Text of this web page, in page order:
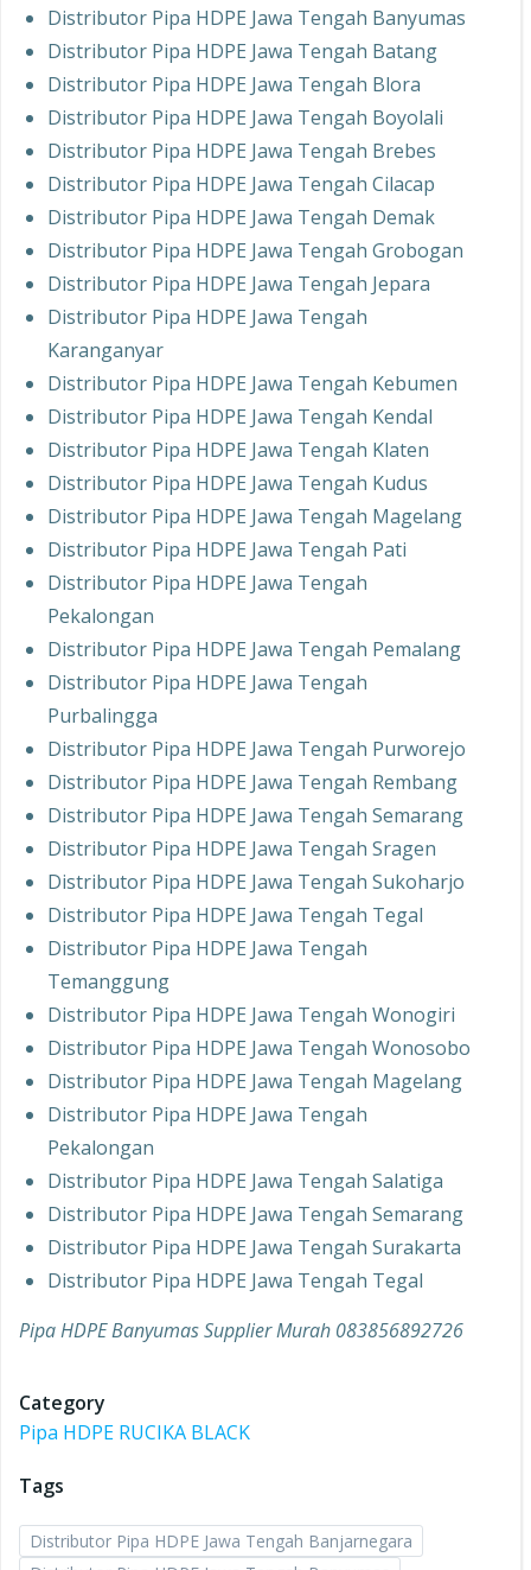
Distributor Pipa HDPE Jawa Tengah Banyumas
Distributor Pipa HDPE Jawa Tengah Batang
Distributor Pipa HDPE Jawa Tengah Blora
Distributor Pipa HDPE Jawa Tengah Boyolali
Distributor Pipa HDPE Jawa Tengah Brebes
Distributor Pipa HDPE Jawa Tengah Cilacap
Distributor Pipa HDPE Jawa Tengah Demak
Distributor Pipa HDPE Jawa Tengah Grobogan
Distributor Pipa HDPE Jawa Tengah Jepara
Distributor Pipa HDPE Jawa Tengah
Karanganyar
Distributor Pipa HDPE Jawa Tengah Kebumen
Distributor Pipa HDPE Jawa Tengah Kendal
Distributor Pipa HDPE Jawa Tengah Klaten
Distributor Pipa HDPE Jawa Tengah Kudus
Distributor Pipa HDPE Jawa Tengah Magelang
Distributor Pipa HDPE Jawa Tengah Pati
Distributor Pipa HDPE Jawa Tengah
Pekalongan
Distributor Pipa HDPE Jawa Tengah Pemalang
Distributor Pipa HDPE Jawa Tengah
Purbalingga
Distributor Pipa HDPE Jawa Tengah Purworejo
Distributor Pipa HDPE Jawa Tengah Rembang
Distributor Pipa HDPE Jawa Tengah Semarang
Distributor Pipa HDPE Jawa Tengah Sragen
Distributor Pipa HDPE Jawa Tengah Sukoharjo
Distributor Pipa HDPE Jawa Tengah Tegal
Distributor Pipa HDPE Jawa Tengah
Temanggung
Distributor Pipa HDPE Jawa Tengah Wonogiri
Distributor Pipa HDPE Jawa Tengah Wonosobo
Distributor Pipa HDPE Jawa Tengah Magelang
Distributor Pipa HDPE Jawa Tengah
Pekalongan
Distributor Pipa HDPE Jawa Tengah Salatiga
Distributor Pipa HDPE Jawa Tengah Semarang
Distributor Pipa HDPE Jawa Tengah Surakarta
Distributor Pipa HDPE Jawa Tengah Tegal
Pipa HDPE Banyumas Supplier Murah 083856892726
Category
Pipa HDPE RUCIKA BLACK
Tags
Distributor Pipa HDPE Jawa Tengah Banjarnegara